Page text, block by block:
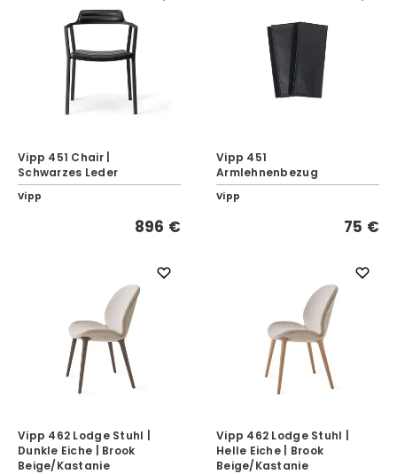
Vipp 451 Chair |
Schwarzes Leder
Vipp
896 €
Vipp 451
Armlehnenbezug
Vipp
75 €
Vipp 462 Lodge Stuhl |
Dunkle Eiche | Brook
Beige/Kastanie
Vipp 462 Lodge Stuhl |
Helle Eiche | Brook
Beige/Kastanie